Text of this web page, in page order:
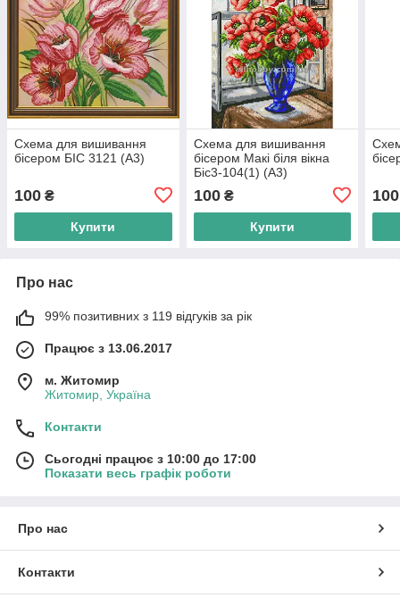
Схема для вишивання
бісером БІС 3121 (А3)
100 ₴
Купити
Схема для вишивання
бісером Макі біля вікна
Біс3-104(1) (А3)
100₴
Купити
100
Про нас
99% позитивних з 119 відгуків за рік
Працює з 13.06.2017
м. Житомир
Житомир, Україна
Контакти
Сьогодні працює з 10:00 до 17:00
Показати весь графік роботи
Про нас
Контакти